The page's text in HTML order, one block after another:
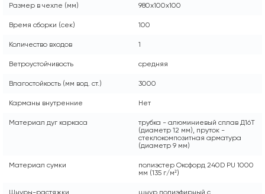
Размер в чехле (мм) 980x100x100
Время сборки (сек) 100
Количество входов 1
Ветроустойчивость средняя
Влагостойкость (мм вод. ст.) 3000
Карманы внутренние Нет
Материал дуг каркаса
трубка - алюминиевый сплав Д16Т
(диаметр 12 мм), пруток -
стеклокомпозитная арматура
(диаметр 9 мм)
Материал сумки
полиэстер Оксфорд 240D PU 1000
мм (135 г/м²)
Шнуры-растяжки
шнур полиэфирный с